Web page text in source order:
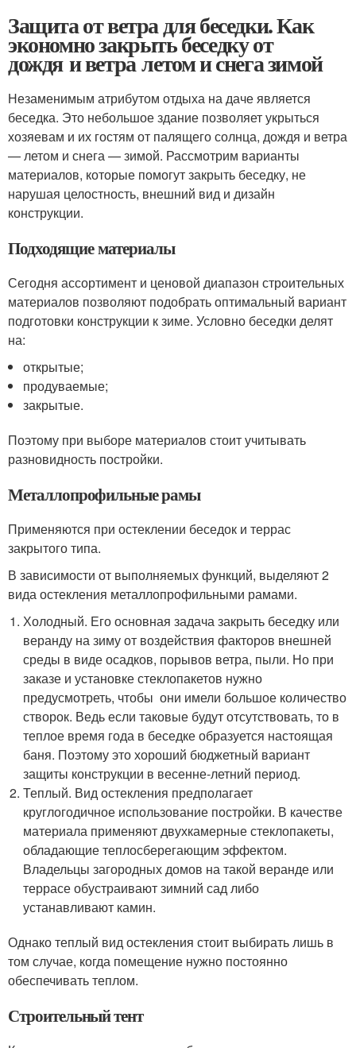
Защита от ветра для беседки. Как
экономно закрыть беседку от
дождя и ветра летом и снега зимой
Незаменимым атрибутом отдыха на даче является
беседка. Это небольшое здание позволяет укрыться
хозяевам и их гостям от палящего солнца, дождя и ветра
— летом и снега — зимой. Рассмотрим варианты
материалов, которые помогут закрыть беседку, не
нарушая целостность, внешний вид и дизайн
конструкции.
Подходящие материалы
Сегодня ассортимент и ценовой диапазон строительных
материалов позволяют подобрать оптимальный вариант
подготовки конструкции к зиме. Условно беседки делят
на:
открытые;
продуваемые;
закрытые.
Поэтому при выборе материалов стоит учитывать
разновидность постройки.
Металлопрофильные рамы
Применяются при остеклении беседок и террас
закрытого типа.
В зависимости от выполняемых функций, выделяют 2
вида остекления металлопрофильными рамами.
Холодный. Его основная задача закрыть беседку или
веранду на зиму от воздействия факторов внешней
среды в виде осадков, порывов ветра, пыли. Но при
заказе и установке стеклопакетов нужно
предусмотреть, чтобы они имели большое количество
створок. Ведь если таковые будут отсутствовать, то в
теплое время года в беседке образуется настоящая
баня. Поэтому это хороший бюджетный вариант
защиты конструкции в весенне-летний период.
Теплый. Вид остекления предполагает
круглогодичное использование постройки. В качестве
материала применяют двухкамерные стеклопакеты,
обладающие теплосберегающим эффектом.
Владельцы загородных домов на такой веранде или
террасе обустраивают зимний сад либо
устанавливают камин.
Однако теплый вид остекления стоит выбирать лишь в
том случае, когда помещение нужно постоянно
обеспечивать теплом.
Строительный тент